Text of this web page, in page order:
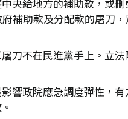
央給地方的補助款，或
補助款及分配款的屠刀
刀不在民進黨手上。立法
響政院應急調度彈性，